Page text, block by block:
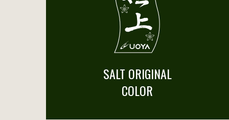
SALT ORIGINAL
COLOR